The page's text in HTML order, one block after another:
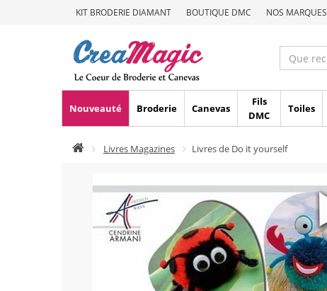
KIT BRODERIE DIAMANT BOUTIQUE DMC NOS MARQUES
Nouveauté Broderie Canevas
Fils
DMC
Toiles
Livres Magazines Livres de Do it yourself